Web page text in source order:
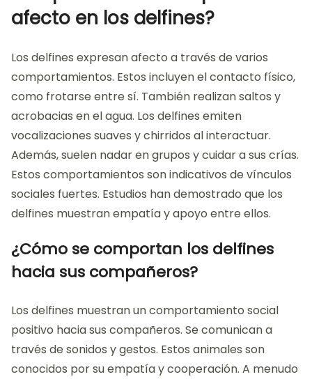
afecto en los delfines?
Los delfines expresan afecto a través de varios
comportamientos. Estos incluyen el contacto físico,
como frotarse entre sí. También realizan saltos y
acrobacias en el agua. Los delfines emiten
vocalizaciones suaves y chirridos al interactuar.
Además, suelen nadar en grupos y cuidar a sus crías.
Estos comportamientos son indicativos de vínculos
sociales fuertes. Estudios han demostrado que los
delfines muestran empatía y apoyo entre ellos.
¿Cómo se comportan los delfines
hacia sus compañeros?
Los delfines muestran un comportamiento social
positivo hacia sus compañeros. Se comunican a
través de sonidos y gestos. Estos animales son
conocidos por su empatía y cooperación. A menudo